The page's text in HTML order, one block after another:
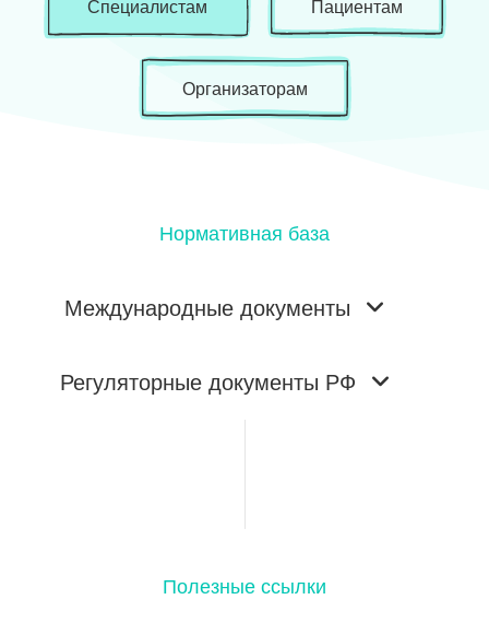
Специалистам Пациентам
Организаторам
Нормативная база
Международные документы
Регуляторные документы РФ
Полезные ссылки